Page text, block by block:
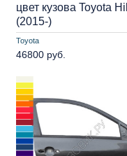
Toyota
цвет кузова Toyota
(2015-)
46800 руб.